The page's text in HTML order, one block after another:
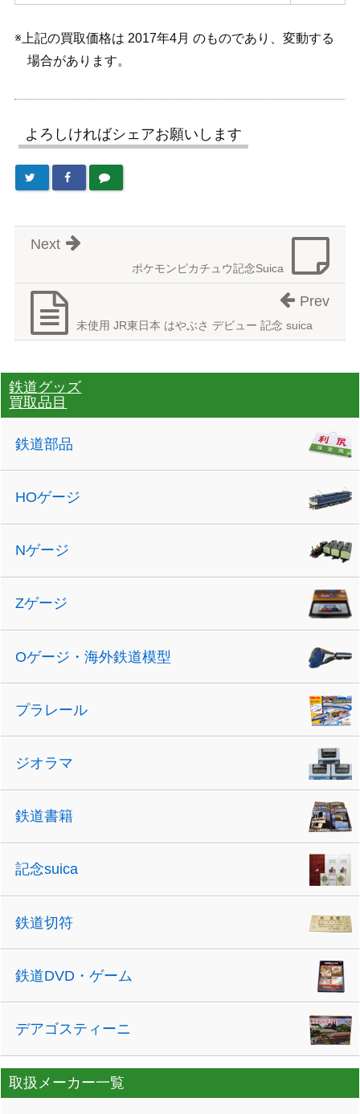
※上記の買取価格は 2017年4月 のものであり、変動する
場合があります。
よろしければシェアお願いします
ポケモンピカチュウ記念Suica
Next
未使用 JR東日本 はやぶさ デビュー 記念 suica
Prev
鉄道グッズ
買取品目
鉄道部品
HOゲージ
Nゲージ
Zゲージ
Oゲージ・海外鉄道模型
プラレール
ジオラマ
鉄道書籍
記念suica
鉄道切符
鉄道DVD・ゲーム
デアゴスティーニ
取扱メーカー一覧